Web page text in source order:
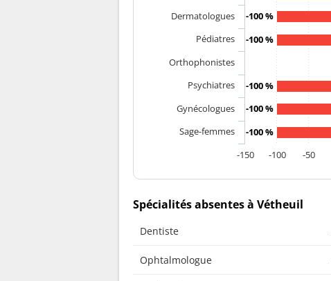
-100 %
-100 %
-100 %
-100 %
-100 %
Dermatologues
Pédiatres
Orthophonistes
Psychiatres
Gynécologues
Sage-femmes
-150
-100 -50
Spécialités absentes à Vétheuil
Dentiste
Ophtalmologue